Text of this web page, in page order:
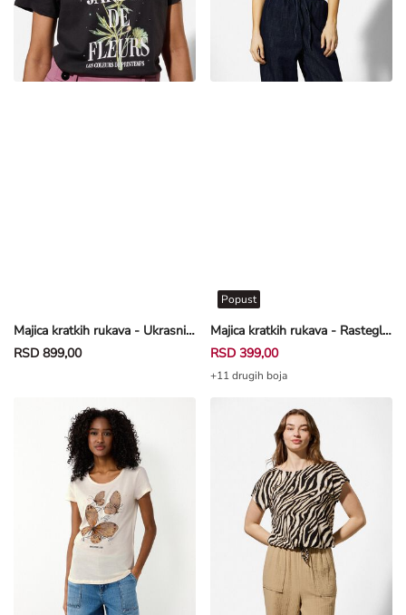
Majica kratkih rukava - Ukrasni kamenčići - crna
RSD 899,00
Majica kratkih rukava - Rastegljivo - svetloplava
Popust
RSD 399,00
+11 drugih boja